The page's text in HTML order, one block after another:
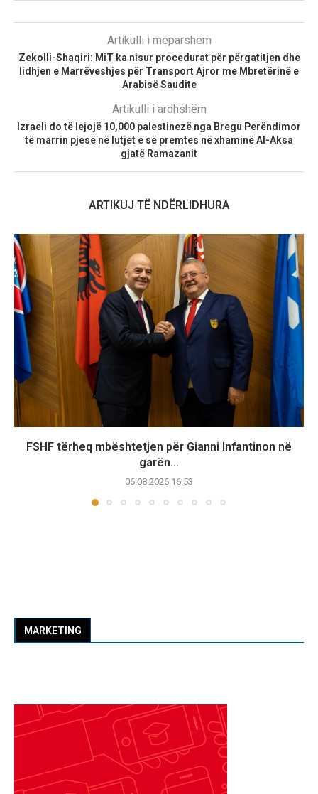
Artikulli i mëparshëm
Zekolli-Shaqiri: MiT ka nisur procedurat për përgatitjen dhe
lidhjen e Marrëveshjes për Transport Ajror me Mbretërinë e
Arabisë Saudite
Artikulli i ardhshëm
Izraeli do të lejojë 10,000 palestinezë nga Bregu Perëndimor
të marrin pjesë në lutjet e së premtes në xhaminë Al-Aksa
gjatë Ramazanit
ARTIKUJ TË NDËRLIDHURA
FSHF tërheq mbështetjen për Gianni Infantinon në
garën...
06.08.2026 16:53
MARKETING